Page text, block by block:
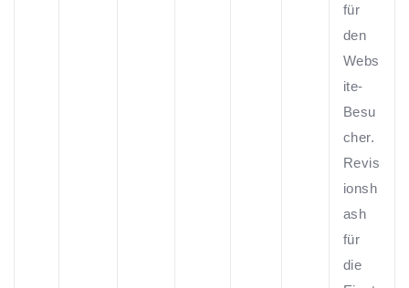
für
den
Webs
ite-
Besu
cher.
Revis
ionsh
ash
für
die